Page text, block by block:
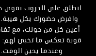
وافرض حضورك بكل
أعين كل من حولك، مع
قوية تعكس ما تخبئ لهم:
وعندما يحين